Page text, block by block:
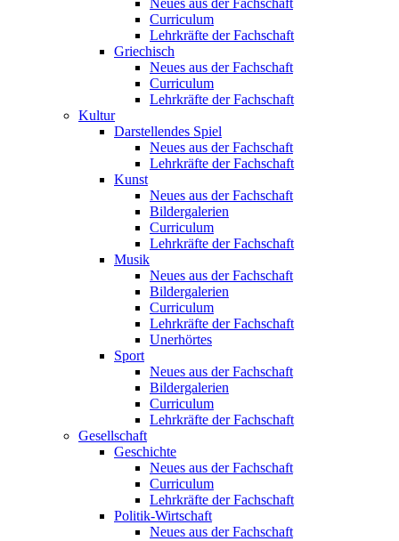
Neues aus der Fachschaft
Curriculum
Lehrkräfte der Fachschaft
Griechisch
Neues aus der Fachschaft
Curriculum
Lehrkräfte der Fachschaft
Kultur
Darstellendes Spiel
Neues aus der Fachschaft
Lehrkräfte der Fachschaft
Kunst
Neues aus der Fachschaft
Bildergalerien
Curriculum
Lehrkräfte der Fachschaft
Musik
Neues aus der Fachschaft
Bildergalerien
Curriculum
Lehrkräfte der Fachschaft
Unerhörtes
Sport
Neues aus der Fachschaft
Bildergalerien
Curriculum
Lehrkräfte der Fachschaft
Gesellschaft
Geschichte
Neues aus der Fachschaft
Curriculum
Lehrkräfte der Fachschaft
Politik-Wirtschaft
Neues aus der Fachschaft